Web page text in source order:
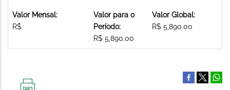
Valor Mensal:
R$
Valor para o
Período:
R$ 5,890.00
Valor Global:
R$ 5,890.00